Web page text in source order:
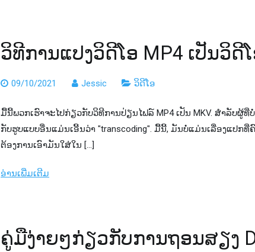
ວິ​ທີ​ການ​ແປງ​ວິ​ດີ​ໂອ MP4 ເປັນ​ວິ​ດີ​
09/10/2021 Jessic ວິດີໂອ
ມື້​ນີ້​ພວກ​ເຮົາ​ຈະ​ໄປ​ກ່ຽວ​ກັບ​ວິ​ທີ​ການ​ປ່ຽນ​ໄຟລ​໌ MP4 ເປັນ MKV​. ສໍາ​ລັບ​
ກັບ​ຮູບ​ແບບ​ອື່ນ​ແມ່ນ​ເອີ້ນ​ວ່າ "transcoding​"​. ມື້ນີ້, ມັນບໍ່ແມ່ນເລື່ອງແປກທີ່
ຕ້ອງການເອົາມັນໃສ່ໃນ […]
ອ່ານເພີ່ມເຕີມ
ຄູ່ມືງ່າຍໆກ່ຽວກັບການຖອນສຽງ